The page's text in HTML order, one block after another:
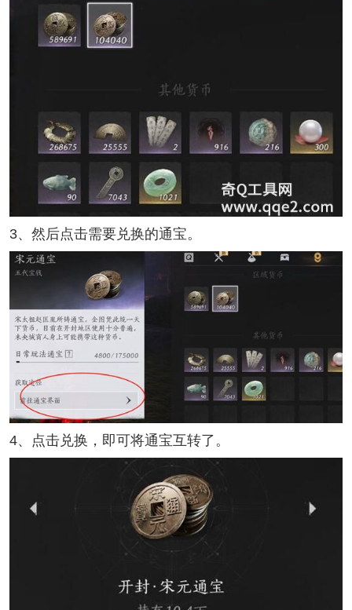
3、然后点击需要兑换的通宝。
4、点击兑换，即可将通宝互转了。